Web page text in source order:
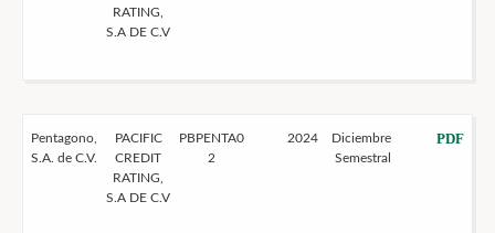
RATING,
S.A DE C.V
Pentagono,
S.A. de C.V.
PACIFIC
CREDIT
RATING,
S.A DE C.V
PBPENTA0
2
2024
Diciembre
Semestral
PDF